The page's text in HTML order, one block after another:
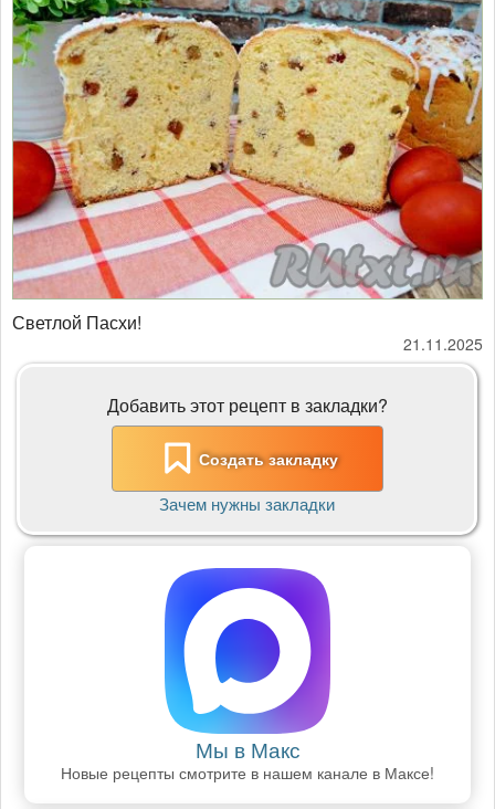
Светлой Пасхи!
21.11.2025
Добавить этот рецепт в закладки?
Создать закладку
Зачем нужны закладки
Мы в Макс
Новые рецепты смотрите в нашем канале в Максе!